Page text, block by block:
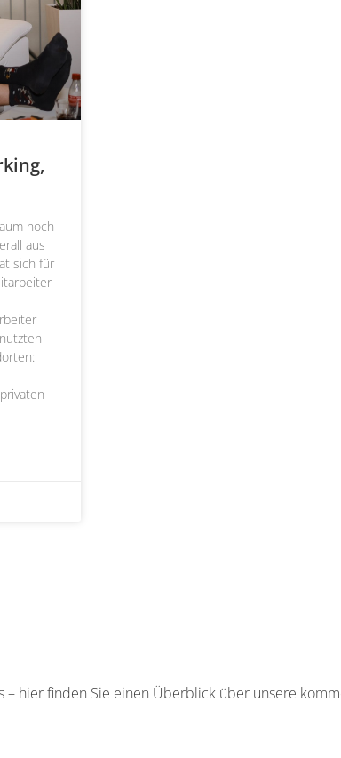
noch
aus
sich für
– hier finden Sie einen Überblick über unsere